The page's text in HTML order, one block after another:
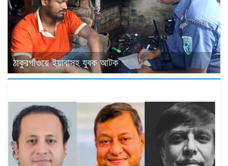
ঠাকুরগাঁওয়ে ইয়াবাসহ যুবক আটক